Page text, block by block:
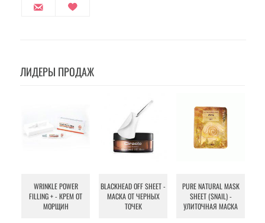
ЛИДЕРЫ ПРОДАЖ
WRINKLE POWER
FILLING + - КРЕМ ОТ
МОРЩИН
BLACKHEAD OFF SHEET -
МАСКА ОТ ЧЕРНЫХ
ТОЧЕК
PURE NATURAL MASK
SHEET (SNAIL) -
УЛИТОЧНАЯ МАСКА